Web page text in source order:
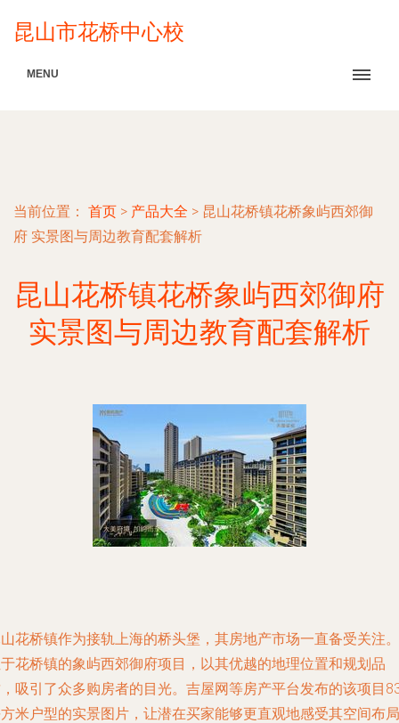
昆山市花桥中心校
MENU
当前位置： 首页 > 产品大全 > 昆山花桥镇花桥象屿西郊御
府 实景图与周边教育配套解析
昆山花桥镇花桥象屿西郊御府
实景图与周边教育配套解析
花桥镇作为接轨上海的桥头堡，其房地产市场一直备受关注。
花桥镇的象屿西郊御府项目，以其优越的地理位置和规划品
吸引了众多购房者的目光。吉屋网等房产平台发布的该项目
米户型的实景图片，让潜在买家能够更直观地感受其空间布局